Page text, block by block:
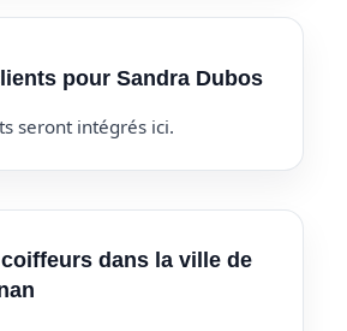
pour Sandra Dubos
seront intégrés ici.
dans la ville de